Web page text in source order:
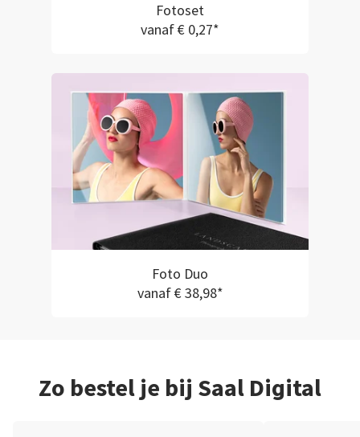
Fotoset
vanaf € 0,27*
Foto Duo
vanaf € 38,98*
Zo bestel je bij Saal Digital